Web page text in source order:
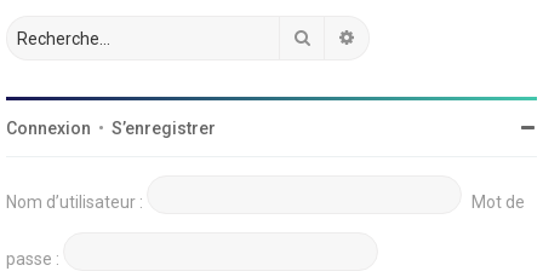
Rechercher
Connexion • S’enregistrer
Nom d’utilisateur : Mot de
passe :